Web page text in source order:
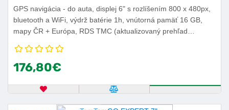
GPS navigácia - do auta, displej 6" s rozlíšením 800 x 480px,
bluetooth a WiFi, výdrž batérie 1h, vnútorná pamäť 16 GB,
mapy ČR + Európa, RDS TMC (aktualizovaný prehľad
dotykový displej, doživotná aktualizácia máp cez mobilný
telefón, jazyk rozhrania čeština, angličtina, slovenčina.
176,80€
OBĽÚBENÝ PRODUKT POROVNAŤ PRODUKT